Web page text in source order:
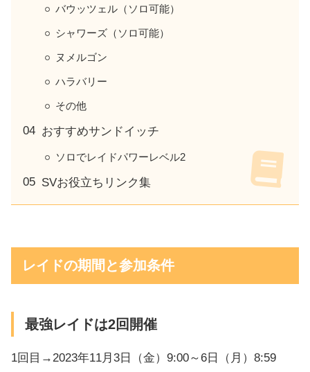
バウッツェル（ソロ可能）
シャワーズ（ソロ可能）
ヌメルゴン
ハラバリー
その他
おすすめサンドイッチ
ソロでレイドパワーレベル2
SVお役立ちリンク集
レイドの期間と参加条件
最強レイドは2回開催
1回目→2023年11月3日（金）9:00～6日（月）8:59